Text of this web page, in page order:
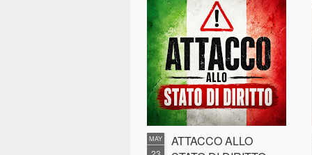
MAY
ATTACCO ALLO